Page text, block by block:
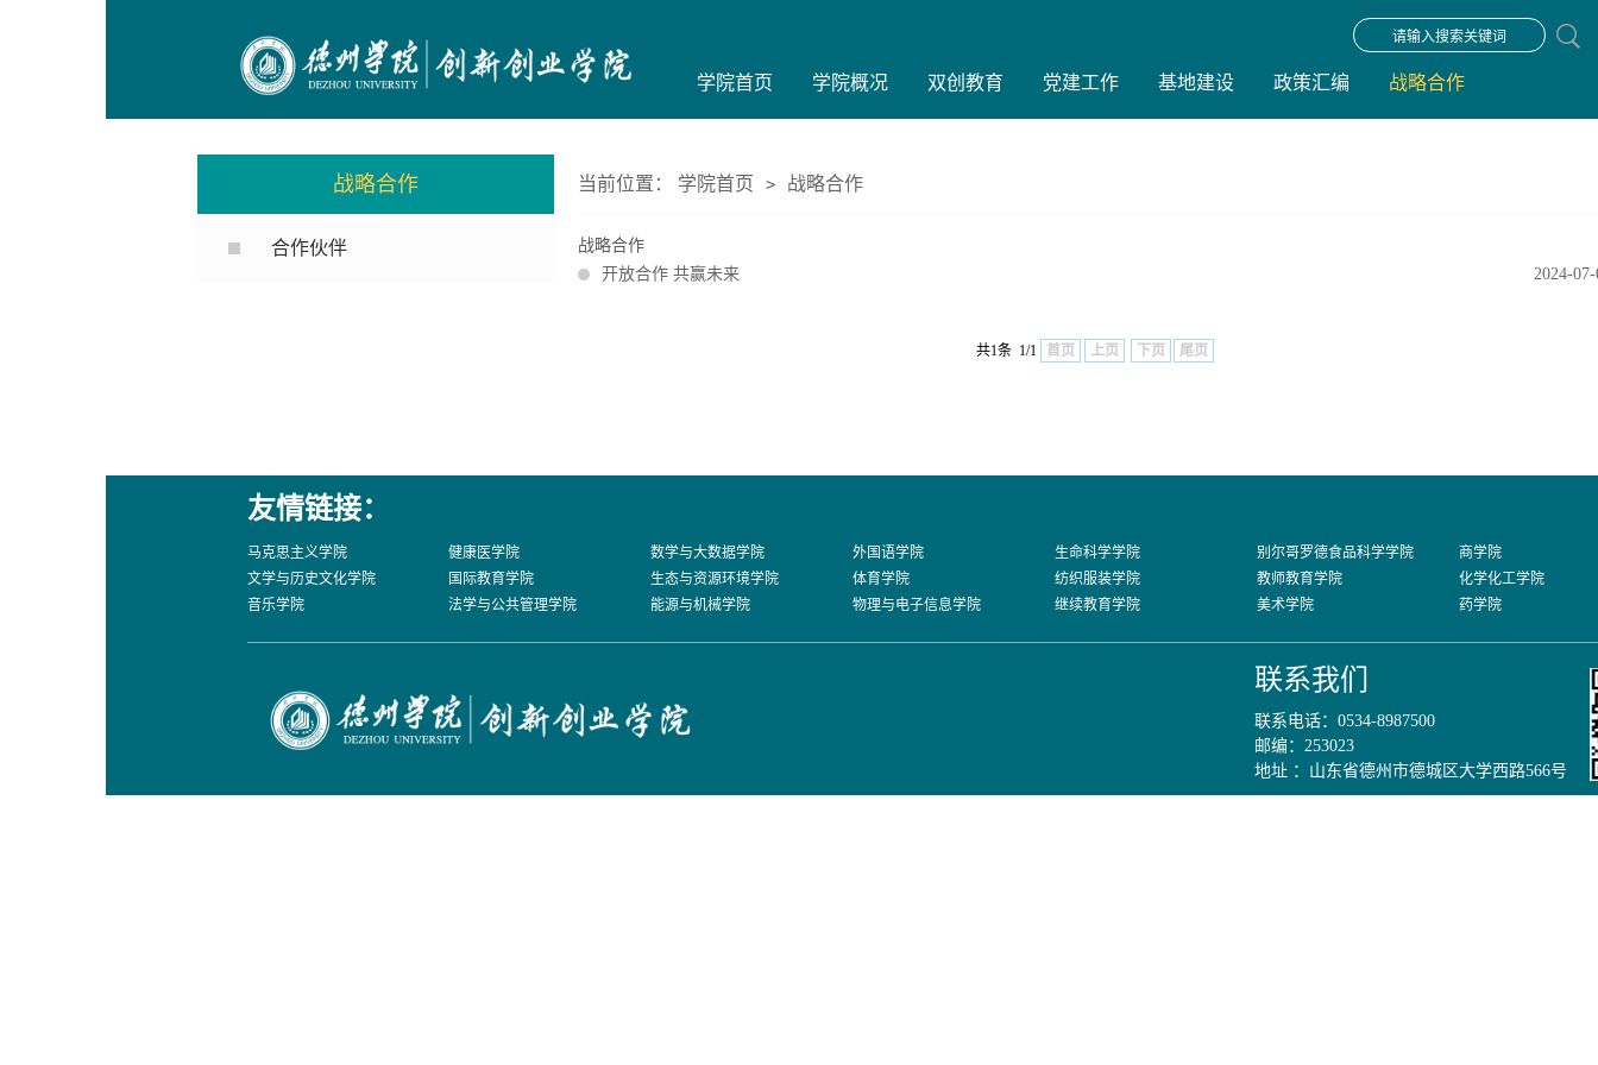
学院首页 学院概况 双创教育 党建工作 基地建设 政策汇编 战略合作
战略合作
合作伙伴
当前位置： 学院首页 > 战略合作
战略合作
2024-07-
开放合作 共赢未来
共1条 1/1 首页 上页 下页 尾页
友情链接：
马克思主义学院
文学与历史文化学院
音乐学院
健康医学院
国际教育学院
法学与公共管理学院
数学与大数据学院
生态与资源环境学院
能源与机械学院
外国语学院
体育学院
物理与电子信息学院
生命科学学院
纺织服装学院
继续教育学院
别尔哥罗德食品科学学院
教师教育学院
美术学院
商学院
化学化工学院
药学院
联系我们
联系电话：0534-8987500
邮编：253023
地址 ：山东省德州市德城区大学西路566号